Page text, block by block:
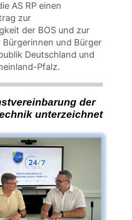
AS RP einen
zur
der BOS und zur
Bürgerinnen und Bürger
Deutschland und
Pfalz.
der
unterzeichnet